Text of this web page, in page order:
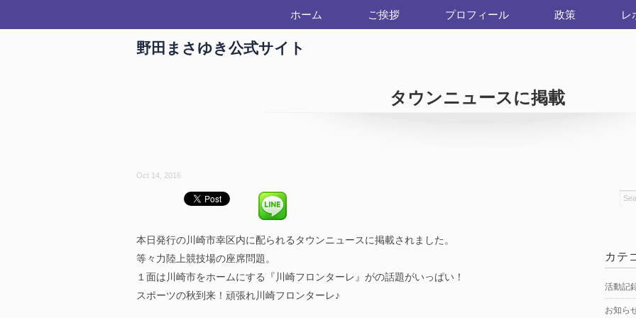
ホーム ご挨拶 プロフィール 政策 レ
野田まさゆき公式サイト
タウンニュースに掲載
Oct 14, 2016
本日発行の川崎市幸区内に配られるタウンニュースに掲載されました。
等々力陸上競技場の座席問題。
１面は川崎市をホームにする『川崎フロンターレ』がの話題がいっぱい！
スポーツの秋到来！頑張れ川崎フロンターレ♪
カテ
活動記
お知ら